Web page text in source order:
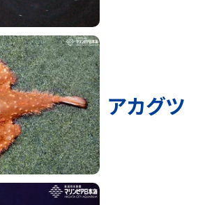
アカグツ